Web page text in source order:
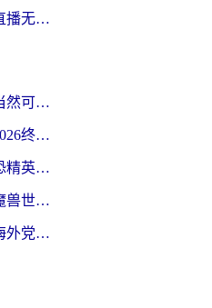
在澳大利亚看抖音世界杯直播无法播放？海外党体育观赛终极指南来了！
身在国外可以玩王者吗？当然可以，但你需要这份“加速”指南
海外游戏加速器哪个好？2026终极指南帮你畅玩国服+解决卡顿难题
身在海外，如何找回《反恐精英：全球攻势》国服的丝滑手感？一份给你的终极指南
从纽约到暴风城：美国玩魔兽世界，如何找到你的最佳网络航线
日本怎么玩奥拉星不卡？海外党国服游戏加速器选择全攻略